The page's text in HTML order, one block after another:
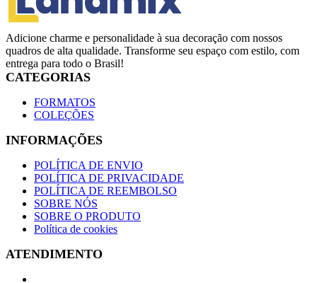
Adicione charme e personalidade à sua decoração com nossos
quadros de alta qualidade. Transforme seu espaço com estilo, com
entrega para todo o Brasil!
CATEGORIAS
FORMATOS
COLEÇÕES
INFORMAÇÕES
POLÍTICA DE ENVIO
POLÍTICA DE PRIVACIDADE
POLÍTICA DE REEMBOLSO
SOBRE NÓS
SOBRE O PRODUTO
Política de cookies
ATENDIMENTO